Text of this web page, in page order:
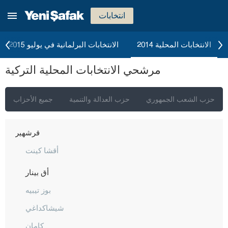
انتخابات
الانتخابات البرلمانية في يوليو 2015 الانتخابات المحلية 2014
مرشحي الانتخابات المحلية التركية
جميع الأحزاب حزب العدالة والتنمية حزب الشعب الجمهوري
كارس
كاستاموني
قيصري
كلّس
قرقلر ايلي
قرشهير
أقشا كينت
أق بينار
بوز تيبيه
شيشاكداغي
كامان